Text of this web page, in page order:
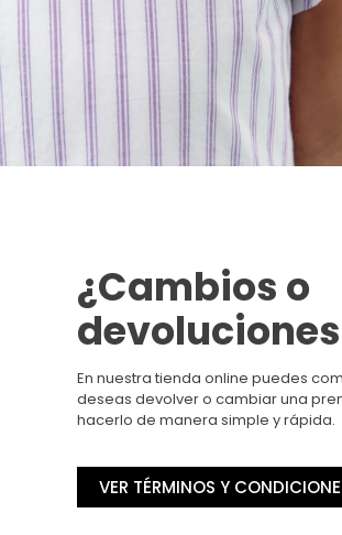
¿Cambios o
En nuestra tienda online puedes
deseas devolver o cambiar una
hacerlo de manera simple y rápida.
VER TÉRMINOS Y